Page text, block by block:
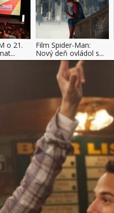
o 21.
Film Spider-Man:
Nový deň ovládol s...